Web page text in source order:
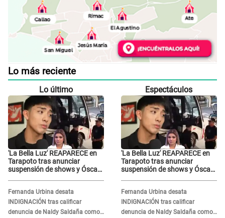
Lo más reciente
Lo último
'La Bella Luz' REAPARECE en
Tarapoto tras anunciar
suspensión de shows y Óscar
Fernanda Urbina desata
INDIGNACIÓN tras calificar
denuncia de Naldy Saldaña como
Espectáculos
'La Bella Luz' REAPARECE en
Tarapoto tras anunciar
suspensión de shows y Óscar
Fernanda Urbina desata
INDIGNACIÓN tras calificar
denuncia de Naldy Saldaña como